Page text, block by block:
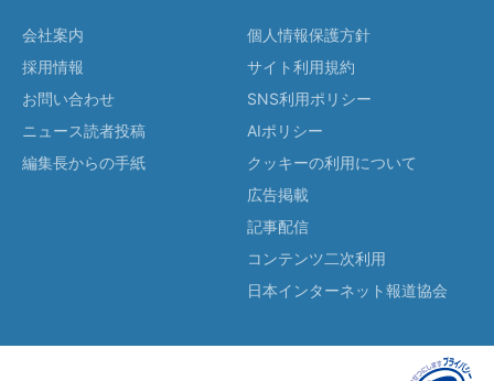
会社案内
採用情報
お問い合わせ
ニュース読者投稿
編集長からの手紙
個人情報保護方針
サイト利用規約
SNS利用ポリシー
AIポリシー
クッキーの利用について
広告掲載
記事配信
コンテンツ二次利用
日本インターネット報道協会